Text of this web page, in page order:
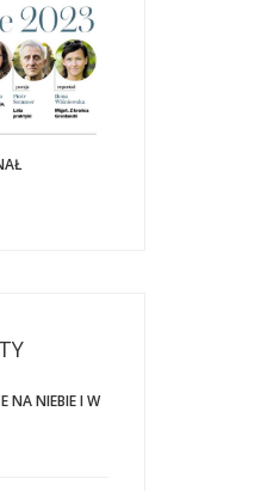
NA NIEBIE I W